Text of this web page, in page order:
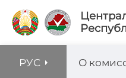
РУС О